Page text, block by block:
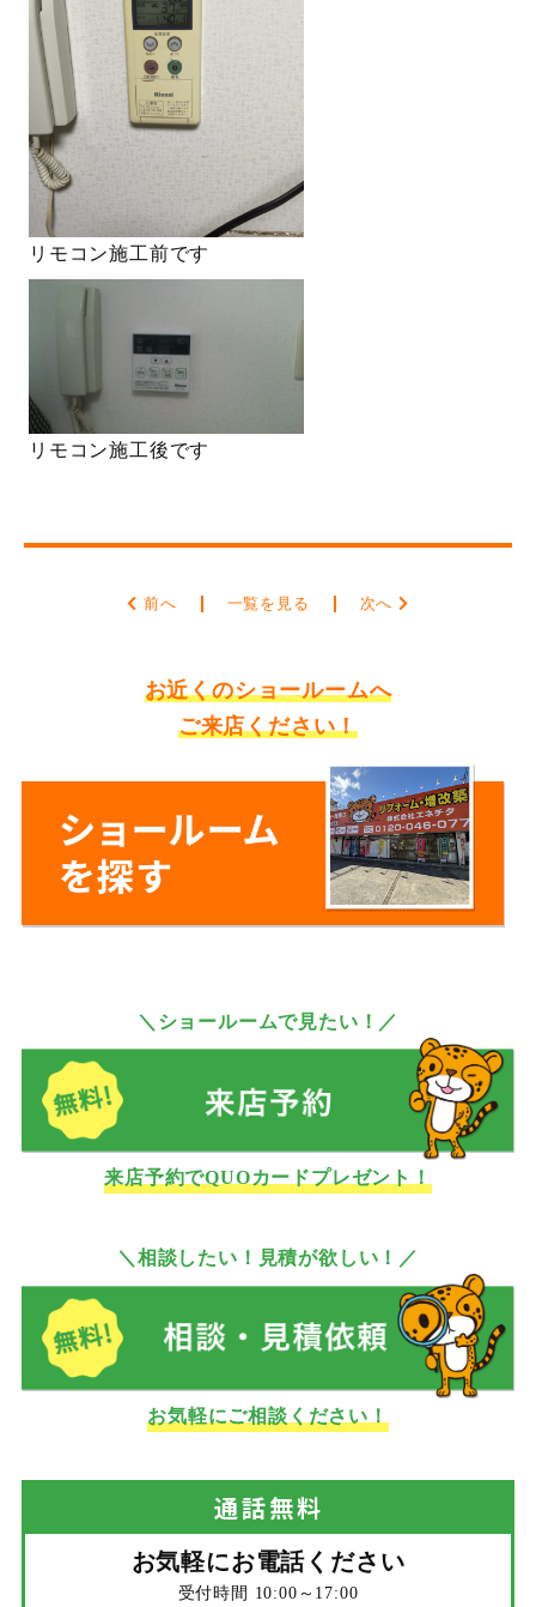
リモコン施工前です
リモコン施工後です
前へ 一覧を見る 次へ
お近くのショールームへ
ご来店ください！
＼ショールームで見たい！／
来店予約でQUOカードプレゼント！
＼相談したい！見積が欲しい！／
お気軽にご相談ください！
通話無料
お気軽にお電話ください
受付時間 10:00～17:00